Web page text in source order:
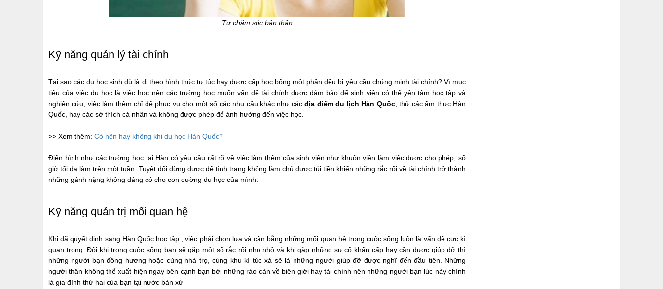
Tự chăm sóc bản thân
Kỹ năng quản lý tài chính
Tại sao các du học sinh dù là đi theo hình thức tự túc hay được cấp học bổng một phần đều bị yêu cầu chứng minh tài chính? Vì mục
tiêu của việc du học là việc học nên các trường học muốn vấn đề tài chính được đảm bảo để sinh viên có thể yên tâm học tập và
nghiên cứu, việc làm thêm chỉ để phục vụ cho một số các nhu cầu khác như cácđịa điểm du lịch Hàn Quốc, thử các ẩm thực Hàn
Quốc, hay các sở thích cá nhân và không được phép để ảnh hưởng đến việc học.
>> Xem thêm: Có nên hay không khi du học Hàn Quốc?​
Điển hình như các trường học tại Hàn có yêu cầu rất rõ về việc làm thêm của sinh viên như khuôn viên làm việc được cho phép, số
giờ tối đa làm trên một tuần. Tuyệt đối đừng được để tình trạng không làm chủ được túi tiền khiến những rắc rối về tài chính trở thành
những gánh nặng không đáng có cho con đường du học của mình.
Kỹ năng quản trị mối quan hệ
Khi đã quyết định sang Hàn Quốc học tập , việc phải chọn lựa và cân bằng những mối quan hệ trong cuộc sống luôn là vấn đề cực kì
quan trọng. Đôi khi trong cuộc sống bạn sẽ gặp một số rắc rối nho nhỏ và khi gặp những sự cố khẩn cấp hay cần được giúp đỡ thì
những người bạn đồng hương hoặc cùng nhà trọ, cùng khu kí túc xá sẽ là những người giúp đỡ được nghĩ đến đầu tiên. Những
người thân không thể xuất hiện ngay bên cạnh bạn bởi những rào cản về biên giới hay tài chính nên những người bạn lúc này chính
là gia đình thứ hai của bạn tại nước bản xứ.